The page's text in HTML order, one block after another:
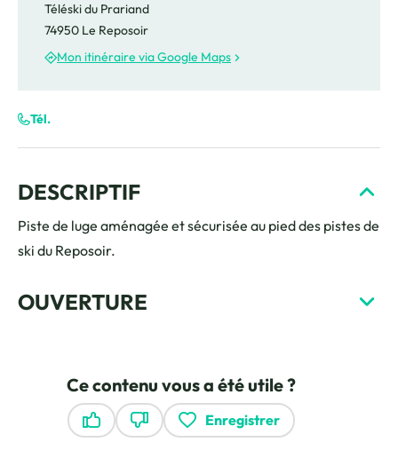
DESCRIPTIF
Piste de luge aménagée et sécurisée au pied des pistes de
ski du Reposoir.
OUVERTURE
Téléski du Prariand
74950 Le Reposoir
Mon itinéraire via Google Maps
Tél.
Ce contenu vous a été utile ?
Enregistrer